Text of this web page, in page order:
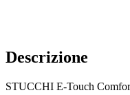
Descrizione
STUCCHI E-Touch